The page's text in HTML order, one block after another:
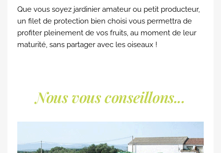
Que vous soyez jardinier amateur ou petit producteur,
un filet de protection bien choisi vous permettra de
profiter pleinement de vos fruits, au moment de leur
maturité, sans partager avec les oiseaux !
Nous vous conseillons...